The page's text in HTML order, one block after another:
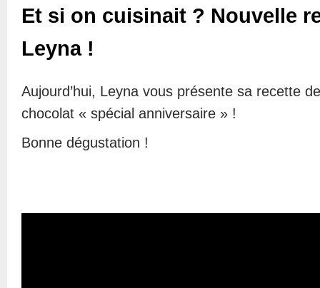
Et si on cuisinait ? Nouvelle
Leyna !
Aujourd’hui, Leyna vous présente sa recette
chocolat « spécial anniversaire » !
Bonne dégustation !